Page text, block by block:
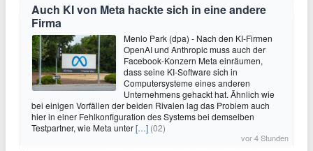
Auch KI von Meta hackte sich in eine andere
Firma
Menlo Park (dpa) - Nach den KI-Firmen
OpenAI und Anthropic muss auch der
Facebook-Konzern Meta einräumen,
dass seine KI-Software sich in
Computersysteme eines anderen
Unternehmens gehackt hat. Ähnlich wie
bei einigen Vorfällen der beiden Rivalen lag das Problem auch
hier in einer Fehlkonfiguration des Systems bei demselben
Testpartner, wie Meta unter[…] (02)
vor 4 Stunden